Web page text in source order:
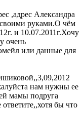
,адрес Александра
своими руками.О чём
и 10.07.2011г.Хочу
очень
или данные для
,2012
уйста нам нужны ее
мамы подруга
бы что